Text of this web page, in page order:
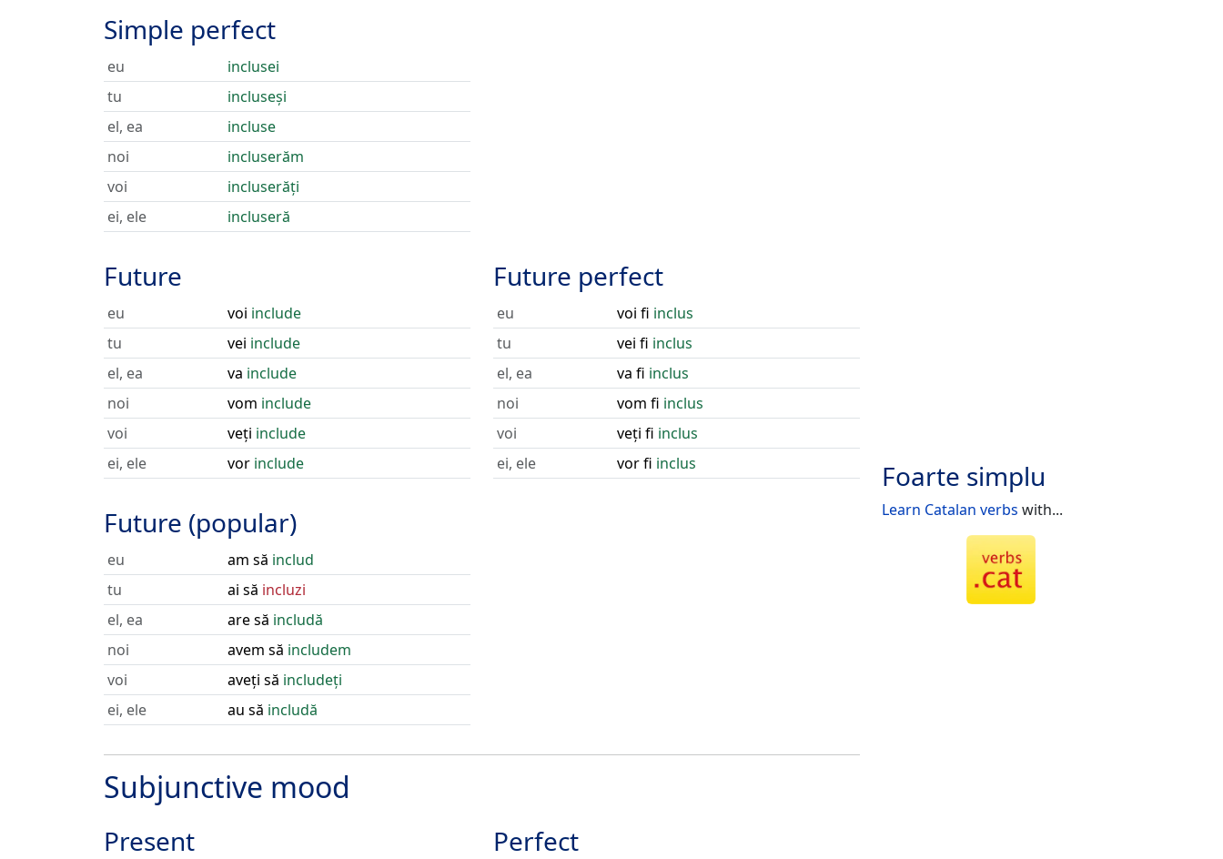
Simple perfect
eu
inclusei
tu
incluseși
el, ea
incluse
noi
incluserăm
voi
incluserăți
ei, ele
incluseră
Future
eu voi include
tu
vei include
el, ea
va include
noi
vom include
voi
veți include
ei, ele
vor include
Future (popular)
eu am să includ
tu
ai să incluzi
el, ea
are să includă
noi
avem să includem
voi
aveți să includeți
ei, ele
au să includă
Future perfect
eu voi fi inclus
tu
vei fi inclus
el, ea
va fi inclus
noi
vom fi inclus
voi
veți fi inclus
ei, ele
vor fi inclus
Subjunctive mood
Present Perfect
Foarte simplu
Learn Catalan verbs with...